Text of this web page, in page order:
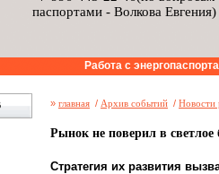
паспортами - Волкова Евгения)
Работа с
» главная / Архив событий / Новости
Рынок не поверил в светлое
Стратегия их развития